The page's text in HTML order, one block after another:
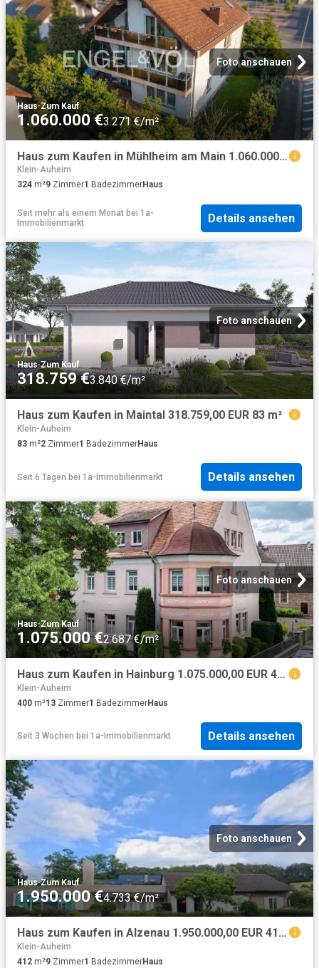
Foto anschauen
Haus·Zum Kauf
1.060.000 €3.271 €/m²
Haus zum Kaufen in Mühlheim am Main 1.060.000,00 EUR 324 m²
Klein-Auheim
324 m²9 Zimmer1 BadezimmerHaus
Seit mehr als einem Monat bei 1a-
Immobilienmarkt
Details ansehen
Foto anschauen
Haus·Zum Kauf
318.759 €3.840 €/m²
Haus zum Kaufen in Maintal 318.759,00 EUR 83 m²
Klein-Auheim
83 m²2 Zimmer1 BadezimmerHaus
Seit 6 Tagen bei 1a-Immobilienmarkt Details ansehen
Foto anschauen
Haus·Zum Kauf
1.075.000 €2.687 €/m²
Haus zum Kaufen in Hainburg 1.075.000,00 EUR 400.6 m²
Klein-Auheim
400 m²13 Zimmer1 BadezimmerHaus
Seit 3 Wochen bei 1a-Immobilienmarkt Details ansehen
Foto anschauen
Haus·Zum Kauf
1.950.000 €4.733 €/m²
Haus zum Kaufen in Alzenau 1.950.000,00 EUR 412.85 m²
Klein-Auheim
412 m²9 Zimmer1 BadezimmerHaus